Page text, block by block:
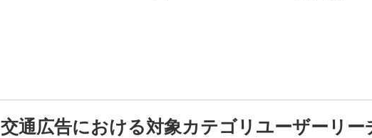
交通広告における対象カテゴリユーザーリー